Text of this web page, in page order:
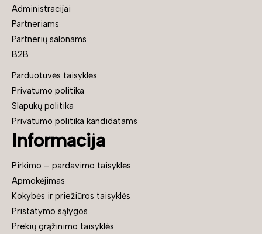
Administracijai
Partneriams
Partnerių salonams
B2B
Parduotuvės taisyklės
Privatumo politika
Slapukų politika
Privatumo politika kandidatams
Informacija
Pirkimo – pardavimo taisyklės
Apmokėjimas
Kokybės ir priežiūros taisyklės
Pristatymo sąlygos
Prekių grąžinimo taisyklės